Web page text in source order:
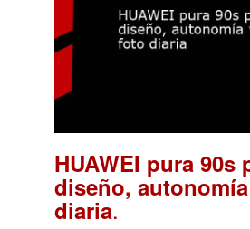
HUAWEI pura 90s
diseño,
diaria.